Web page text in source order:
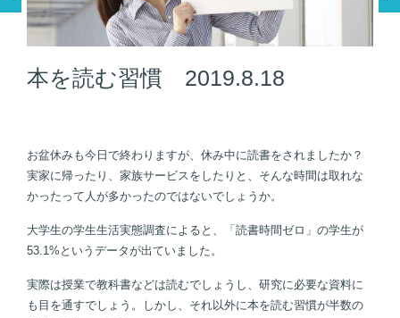
本を読む習慣 2019.8.18
お盆休みも今日で終わりますが、休み中に読書をされましたか？
実家に帰ったり、家族サービスをしたりと、そんな時間は取れな
かったって人が多かったのではないでしょうか。
大学生の学生生活実態調査によると、「読書時間ゼロ」の学生が
53.1%というデータが出ていました。
実際は授業で教科書などは読むでしょうし、研究に必要な資料に
も目を通すでしょう。しかし、それ以外に本を読む習慣が半数の